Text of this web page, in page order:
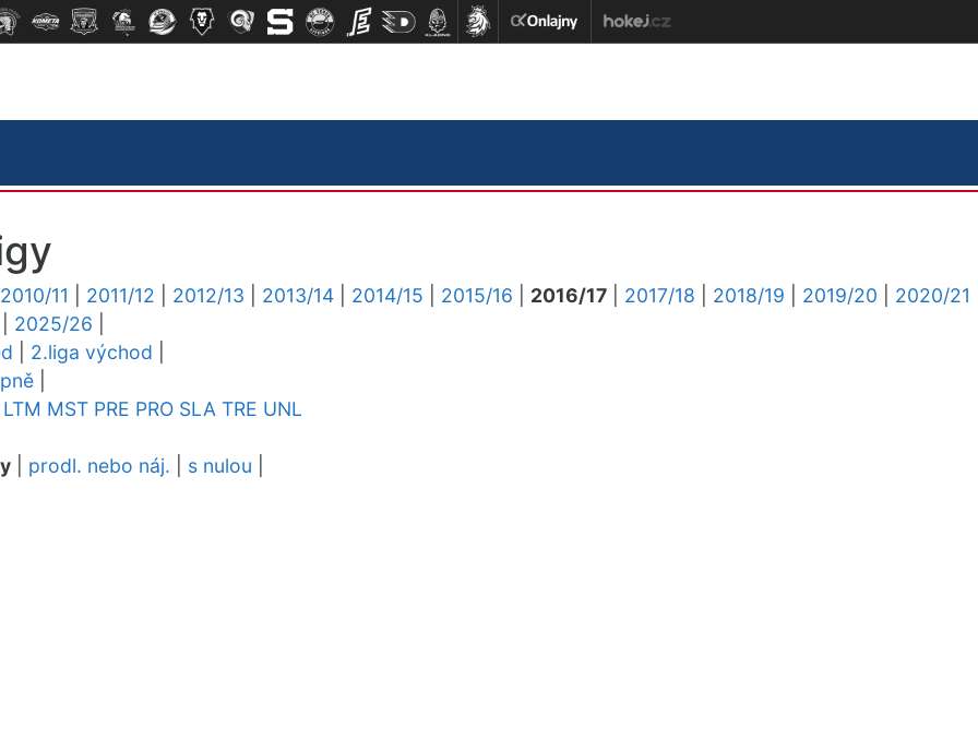
2010/11 2011/12 2012/13 2013/14 2014/15 2015/16 2016/17 2017/18 2018/19 2019/20
2020/21
2025/26
2.liga východ
LTM MST PRE PRO SLA TRE UNL
prodl. nebo náj. s nulou